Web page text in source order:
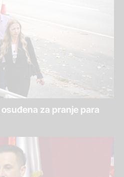
za pranje para